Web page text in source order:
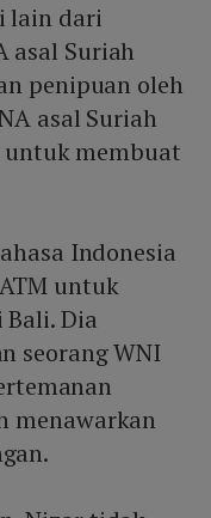
lain dari
asal Suriah
penipuan oleh
asal Suriah
membuat
Indonesia
untuk
Dia
seorang WNI
menawarkan